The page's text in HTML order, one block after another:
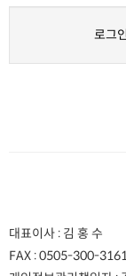
로그
대표이사 : 김 홍 수
FAX :0505-300-